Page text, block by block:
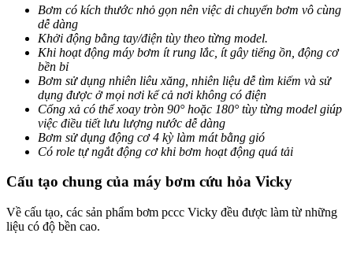
Bơm có kích thước nhỏ gọn nên việc di chuyển bơm vô cùng
dễ dàng
Khởi động bằng tay/điện tùy theo từng model.
Khi hoạt động máy bơm ít rung lắc, ít gây tiếng ồn, động cơ
bền bỉ
Bơm sử dụng nhiên liêu xăng, nhiên liệu dễ tìm kiếm và sử
dụng được ở mọi nơi kể cả nơi không có điện
Cổng xả có thể xoay tròn 90° hoặc 180° tùy từng model giúp
việc điều tiết lưu lượng nước dễ dàng
Bơm sử dụng động cơ 4 kỳ làm mát bằng gió
Có role tự ngắt động cơ khi bơm hoạt động quá tải
Cấu tạo chung của máy bơm cứu hỏa Vicky
Về cấu tạo, các sản phẩm bơm pccc Vicky đều được làm từ những
liệu có độ bền cao.